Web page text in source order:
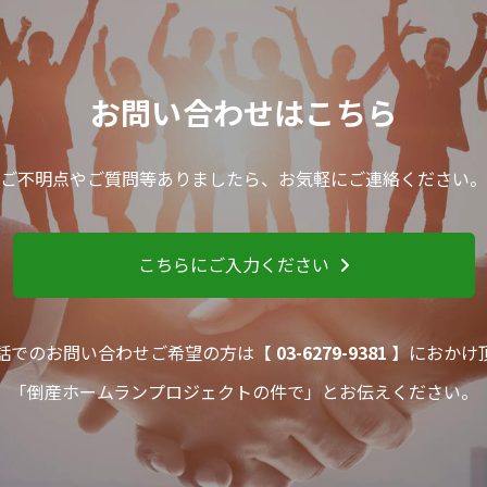
お問い合わせはこちら
ご不明点やご質問等ありましたら、お気軽にご連絡ください。
こちらにご入力ください
でのお問い合わせご希望の方は【 03-6279-9381】におかけ
「倒産ホームランプロジェクトの件で」とお伝えください。